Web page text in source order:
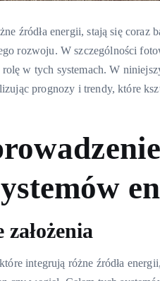
źródła energii, stają się coraz
rozwoju. W szczególności
w tych systemach. W
prognozy i trendy, które
integrują różne źródła